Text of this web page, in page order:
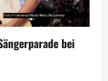
bei